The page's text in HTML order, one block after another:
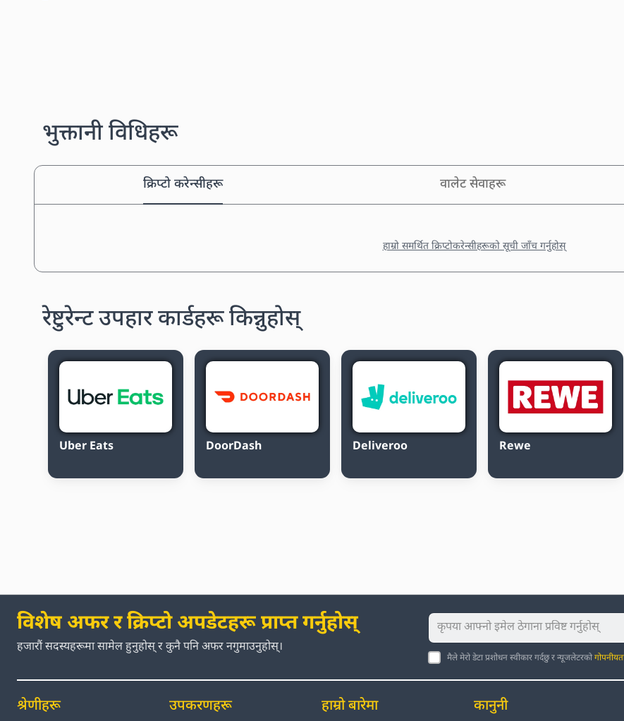
भुक्तानी विधिहरू
क्रिप्टो करेन्सीहरू वालेट सेवाहरू
हाम्रो समर्थित क्रिप्टोकरेन्सीहरूको सूची जाँच गर्नुहोस्
रेष्टुरेन्ट उपहार कार्डहरू किन्नुहोस्
Uber Eats DoorDash Deliveroo Rewe
विशेष अफर र क्रिप्टो अपडेटहरू प्राप्त गर्नुहोस्
हजारौं सदस्यहरूमा सामेल हुनुहोस् र कुनै पनि अफर नगुमाउनुहोस्।
मैले मेरो डेटा प्रशोधन स्वीकार गर्दछु र न्यूजलेटरको
श्रेणीहरू उपकरणहरू हाम्रो बारेमा कानुनी